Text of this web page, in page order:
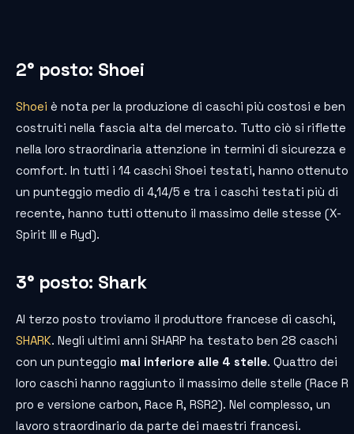
2° posto: Shoei
Shoei è nota per la produzione di caschi più costosi e ben
costruiti nella fascia alta del mercato. Tutto ciò si riflette
nella loro straordinaria attenzione in termini di sicurezza e
comfort. In tutti i 14 caschi Shoei testati, hanno ottenuto
un punteggio medio di 4,14/5 e tra i caschi testati più di
recente, hanno tutti ottenuto il massimo delle stesse (X-
Spirit III e Ryd).
3° posto: Shark
Al terzo posto troviamo il produttore francese di caschi,
SHARK. Negli ultimi anni SHARP ha testato ben 28 caschi
con un punteggio mai inferiore alle 4 stelle. Quattro dei
loro caschi hanno raggiunto il massimo delle stelle (Race R
pro e versione carbon, Race R, RSR2). Nel complesso, un
lavoro straordinario da parte dei maestri francesi.